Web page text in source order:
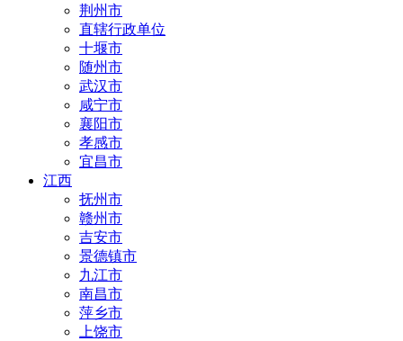
荆州市
直辖行政单位
十堰市
随州市
武汉市
咸宁市
襄阳市
孝感市
宜昌市
江西
抚州市
赣州市
吉安市
景德镇市
九江市
南昌市
萍乡市
上饶市